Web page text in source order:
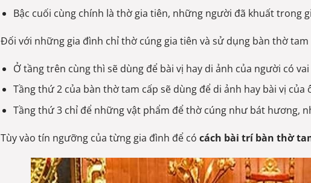
Bậc cuối cùng chính là thờ gia tiên, những người đã khuất trong
Đối với những gia đình chỉ thờ cúng gia tiên và sử dụng bàn thờ
Ở tầng trên cùng thì sẽ dùng để bài vị hay di ảnh của người có
Tầng thứ 2 của bàn thờ tam cấp sẽ dùng để di ảnh hay bài vị
Tầng thứ 3 chỉ để những vật phẩm để thờ cúng như bát hương,
Tùy vào tín ngưỡng của từng gia đình để có cách bài trí bàn thờ